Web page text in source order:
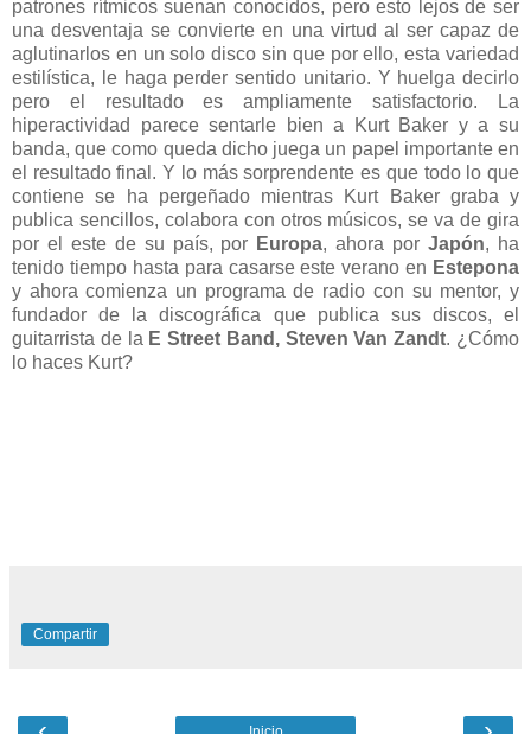
patrones rítmicos suenan conocidos, pero esto lejos de ser
una desventaja se convierte en una virtud al ser capaz de
aglutinarlos en un solo disco sin que por ello, esta variedad
estilística, le haga perder sentido unitario. Y huelga decirlo
pero el resultado es ampliamente satisfactorio. La
hiperactividad parece sentarle bien a Kurt Baker y a su
banda, que como queda dicho juega un papel importante en
el resultado final. Y lo más sorprendente es que todo lo que
contiene se ha pergeñado mientras Kurt Baker graba y
publica sencillos, colabora con otros músicos, se va de gira
por el este de su país, por Europa, ahora porJapón, ha
tenido tiempo hasta para casarse este verano en Estepona
y ahora comienza un programa de radio con su mentor, y
fundador de la discográfica que publica sus discos, el
guitarrista de la E Street Band, Steven Van Zandt. ¿Cómo
lo haces Kurt?
Compartir